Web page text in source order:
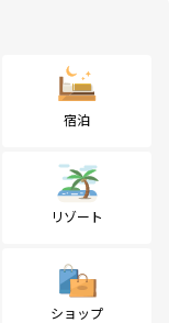
宿泊
リゾート
ショップ